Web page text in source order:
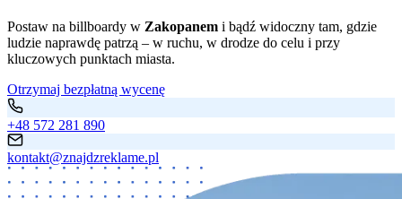
Postaw na billboardy w Zakopanem i bądź widoczny tam, gdzie
ludzie naprawdę patrzą – w ruchu, w drodze do celu i przy
kluczowych punktach miasta.
Otrzymaj bezpłatną wycenę
+48 572 281 890
kontakt@znajdzreklame.pl